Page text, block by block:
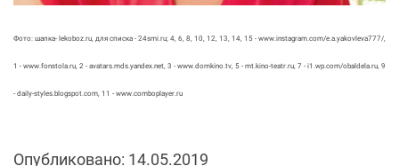
Фото: шапка- lekoboz.ru, для списка - 24smi.ru; 4, 6, 8, 10, 12, 13, 14, 15 - www.instagram.com/e.a.yakovleva777/,
1 - www.fonstola.ru, 2 - avatars.mds.yandex.net, 3 - www.domkino.tv, 5 - mt.kino-teatr.ru, 7 - i1.wp.com/obaldela.ru, 9
- daily-styles.blogspot.com, 11 - www.comboplayer.ru
Опубликовано: 14.05.2019